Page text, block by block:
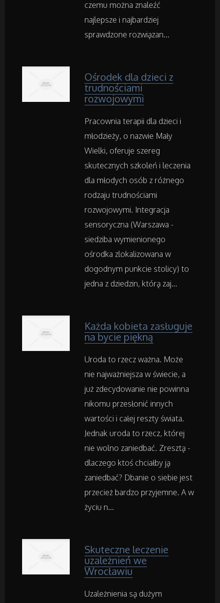
Inne Sklepy
Maszyny
Przemysł Metalowy
Samochody
Transport
Części Samochodowe
Wynajem
Usługi Motoryzacyjne
Materiały Promocyjne
Agencje Reklamowe
Materiały Reklamowe
Inne Agencje
Rekreacja
Imprezy Integracyjne
Hobby
Serwis
Informatyczne
czemu można znaleźć
najlepsze i najbardziej
sprawdzone rozwiązan...
Ośrodek dla dzieci z
trudnościami
rozwojowymi
Pracownia terapii dla dzieci i
młodzieży, o nazwie Mały
Wielki, oferuje szereg
skutecznych szkoleń i leczenia
dla młodych osób z różnego
rodzaju trudnościami
rozwojowymi. Integracja
sensoryczna (Warszawa -
siedziba wymienionego
ośrodka zlokalizowana w
dogodnym punkcie stolicy) to
jedna z dziedzin, którą zaj...
Każda kobieta zasługuje
na bycie piękną
Uroda to rzecz ważna. Może
nie najważniejsza w świecie, a
już zdecydowanie nie powinna
nikomu przesłonić innych
wartości i całej reszty świata.
Jednak uroda to rzecz, której
nie wolno zaniedbać. Zresztą -
dlaczego ktoś chciałby ją
zaniedbać? Dbanie o siebie jest
przecież bardzo przyjemne. A w
życiu n...
Skuteczne leczenie
uzależnień we
Wrocławiu
Uzależnienia są dużym